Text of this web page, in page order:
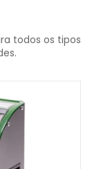
todos os tipos